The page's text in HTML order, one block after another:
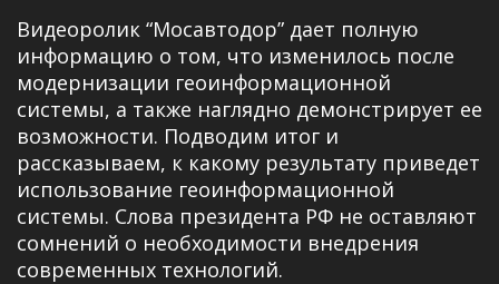
Видеоролик “Мосавтодор” дает полную
информацию о том, что изменилось после
модернизации геоинформационной
системы, а также наглядно демонстрирует ее
возможности. Подводим итог и
рассказываем, к какому результату приведет
использование геоинформационной
системы. Слова президента РФ не оставляют
сомнений о необходимости внедрения
современных технологий.